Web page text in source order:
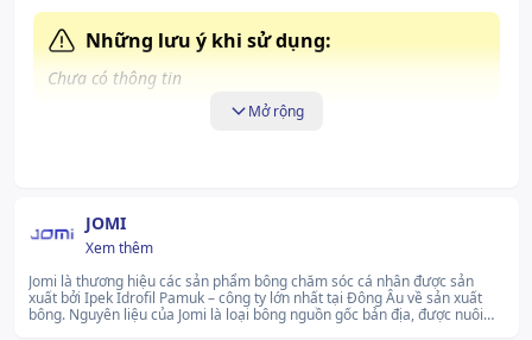
Những lưu ý khi sử dụng:
Chưa có thông tin
Mở rộng
JOMI
Xem thêm
Jomi là thương hiệu các sản phẩm bông chăm sóc cá nhân được sản
xuất bởi Ipek Idrofil Pamuk – công ty lớn nhất tại Đông Âu về sản xuất
bông. Nguyên liệu của Jomi là loại bông nguồn gốc bản địa, được nuôi